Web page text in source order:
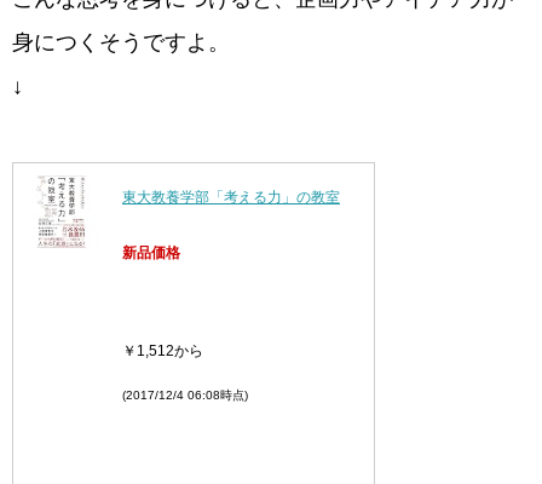
身につくそうですよ。
↓
東大教養学部「考える力」の教室
新品価格
￥1,512から
(2017/12/4 06:08時点)